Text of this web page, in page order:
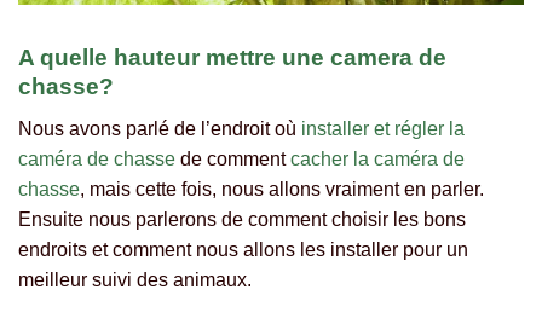
A quelle hauteur mettre une camera de
chasse?
Nous avons parlé de l’endroit où installer et régler la
caméra de chasse de commentcacher la caméra de
chasse, mais cette fois, nous allons vraiment en parler.
Ensuite nous parlerons de comment choisir les bons
endroits et comment nous allons les installer pour un
meilleur suivi des animaux.